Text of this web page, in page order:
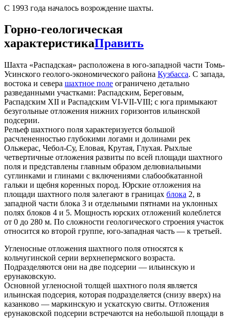
С 1993 года началось возрождение шахты.
Горно-геологическая
характеристикаПравить
Шахта «Распадская» расположена в юго-западной части Томь-
Усинского геолого-экономического района Кузбасса. С запада,
востока и севера шахтное поле ограничено детально
разведанными участками: Распадским, Береговым,
Распадским XII и Распадским VI-VII-VIII; с юга примыкают
безугольные отложения нижних горизонтов ильинской
подсерии.
Рельеф шахтного поля характеризуется большой
расчлененностью глубокими логами и долинами рек
Ольжерас, Чебол-Су, Еловая, Крутая, Глухая. Рыхлые
четвертичные отложения развиты по всей площади шахтного
поля и представлены главным образом делювиальными
суглинками и глинами с включениями слабообкатанной
гальки и щебня коренных пород. Юрские отложения на
площади шахтного поля залегают в границах блока 2, в
западной части блока 3 и отдельными пятнами на уклонных
полях блоков 4 и 5. Мощность юрских отложений колеблется
от 0 до 280 м. По сложности геологического строения участок
относится ко второй группе, юго-западная часть — к третьей.
Угленосные отложения шахтного поля относятся к
кольчугинской серии верхнепермского возраста.
Подразделяются они на две подсерии — ильинскую и
ерунаковскую.
Основной угленосной толщей шахтного поля является
ильинская подсерия, которая подразделяется (снизу вверх) на
казанково — маркинскую и ускатскую свиты. Отложения
ерунаковской подсерии встречаются на небольшой площади в